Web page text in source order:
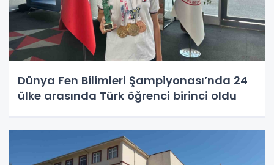
Dünya Fen Bilimleri Şampiyonası’nda 24
ülke arasında Türk öğrenci birinci oldu